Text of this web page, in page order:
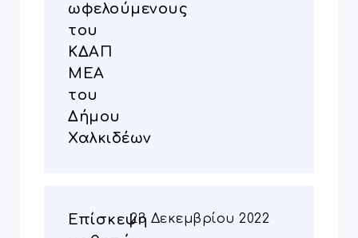
ωφελούμενους
του
ΚΔΑΠ
ΜΕΑ
του
Δήμου
Χαλκιδέων
Επίσκεψη23 Δεκεμβρίου 2022